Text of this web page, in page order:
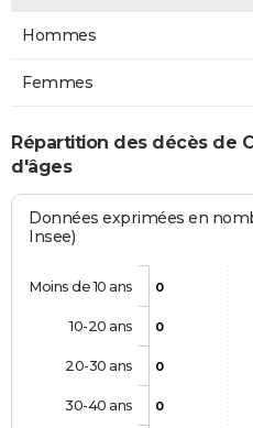
Hommes
Femmes
Répartition des décès de
d'âges
Données exprimées en
Insee)
0
0
0
0
Moins de 10 ans
10-20 ans
20-30 ans
30-40 ans